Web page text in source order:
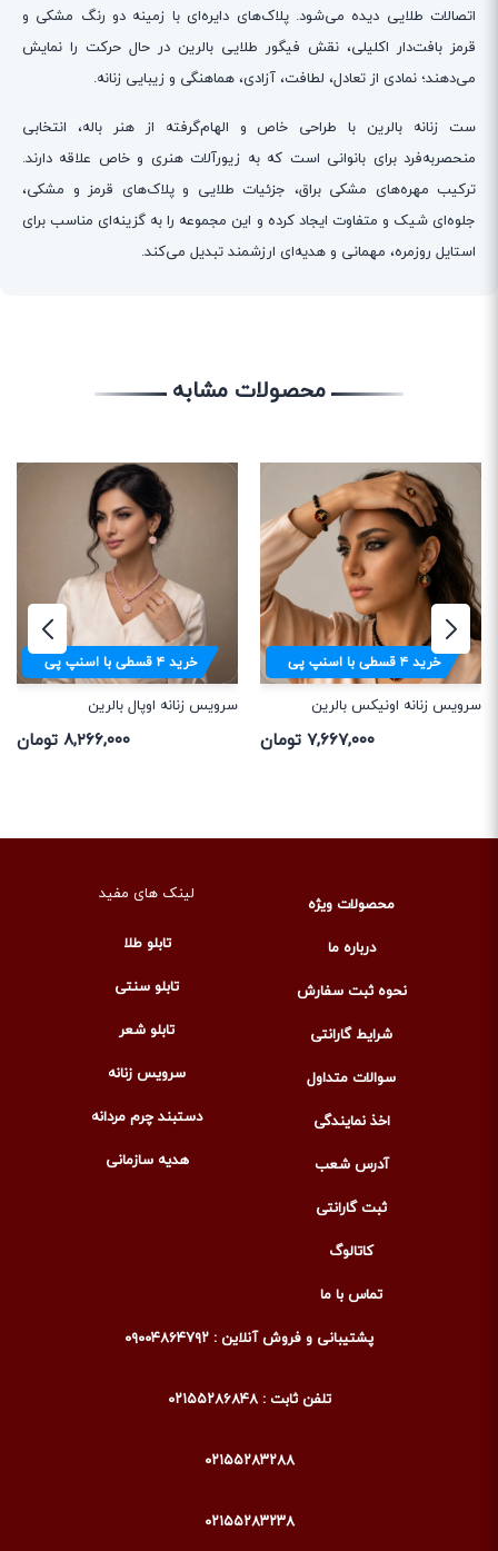
اتصالات طلایی دیده می‌شود. پلاک‌های دایره‌ای با زمینه دو رنگ مشکی و
قرمز بافت‌دار اکلیلی، نقش فیگور طلایی بالرین در حال حرکت را نمایش
می‌دهند؛ نمادی از تعادل، لطافت، آزادی، هماهنگی و زیبایی زنانه.
ست زنانه بالرین با طراحی خاص و الهام‌گرفته از هنر باله، انتخابی
منحصربه‌فرد برای بانوانی است که به زیورآلات هنری و خاص علاقه دارند.
ترکیب مهره‌های مشکی براق، جزئیات طلایی و پلاک‌های قرمز و مشکی،
جلوه‌ای شیک و متفاوت ایجاد کرده و این مجموعه را به گزینه‌ای مناسب برای
استایل روزمره، مهمانی و هدیه‌ای ارزشمند تبدیل می‌کند.
محصولات مشابه
خرید۴قسطی با اسنپ پی
سرویس زنانه اونیکس بالرین
۷,۶۶۷,۰۰۰ تومان
خرید۴قسطی با اسنپ پی
سرویس زنانه اوپال بالرین
۸,۲۶۶,۰۰۰ تومان
محصولات ویژه
درباره ما
نحوه ثبت سفارش
شرایط گارانتی
سوالات متداول
اخذ نمایندگی
آدرس شعب
ثبت گارانتی
کاتالوگ
تماس با ما
لینک های مفید
تابلو طلا
تابلو سنتی
تابلو شعر
سرویس زنانه
دستبند چرم مردانه
هدیه سازمانی
پشتیبانی و فروش آنلاین : ۰۹۰۰۴۸۶۴۷۹۲
تلفن ثابت : ۰۲۱۵۵۲۸۶۸۴۸
۰۲۱۵۵۲۸۳۲۸۸
۰۲۱۵۵۲۸۳۲۳۸